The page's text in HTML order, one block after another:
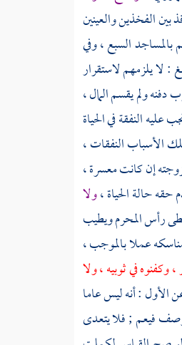
الفخذين والعينين
بالمساجد السبع ، وفي
: لا يلزمهم لاستقرار
ولم يقسم المال ،
النفقة في الحياة
الأسباب النفقات ،
إن كانت معسرة ،
حالة الحياة ،ولا
رأس المحرم ويطيب
عملا بالموجب ،
في ثوبيه ، ولا
الأول : أنه ليس عاما
فيعم ; فلا يتعدى